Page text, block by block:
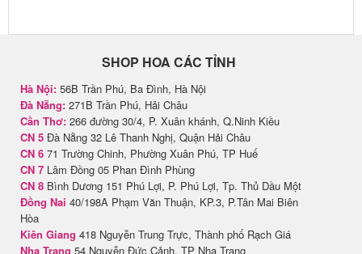
SHOP HOA CÁC TỈNH
Hà Nội: 56B Trần Phú, Ba Đình, Hà Nội
Đà Nẵng: 271B Trần Phú, Hải Châu
Cần Thơ: 266 đường 30/4, P. Xuân khánh, Q.Ninh Kiều
CN 5 Đà Nẵng 32 Lê Thanh Nghị, Quận Hải Châu
CN 6 71 Trường Chinh, Phường Xuân Phú, TP Huế
CN 7 Lâm Đồng 05 Phan Đình Phùng
CN 8 Bình Dương 151 Phú Lợi, P. Phú Lợi, Tp. Thủ Dầu Một
Đồng Nai 40/198A Phạm Văn Thuận, KP.3, P.Tân Mai Biên
Hòa
Kiên Giang 418 Nguyễn Trung Trực, Thành phố Rạch Giá
Nha Trang 54 Nguyễn Đức Cảnh, TP Nha Trang